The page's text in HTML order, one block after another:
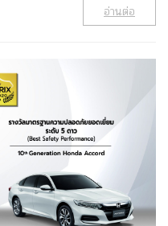
อ่านต่อ